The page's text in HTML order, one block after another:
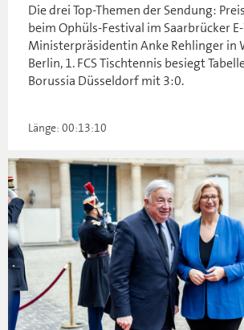
Die drei Top-Themen der Sendung:
beim Ophüls-Festival im Saarbrücker
Ministerpräsidentin Anke Rehlinger in
Berlin, 1. FCS Tischtennis besiegt
Borussia Düsseldorf mit 3:0.
Länge: 00:13:10